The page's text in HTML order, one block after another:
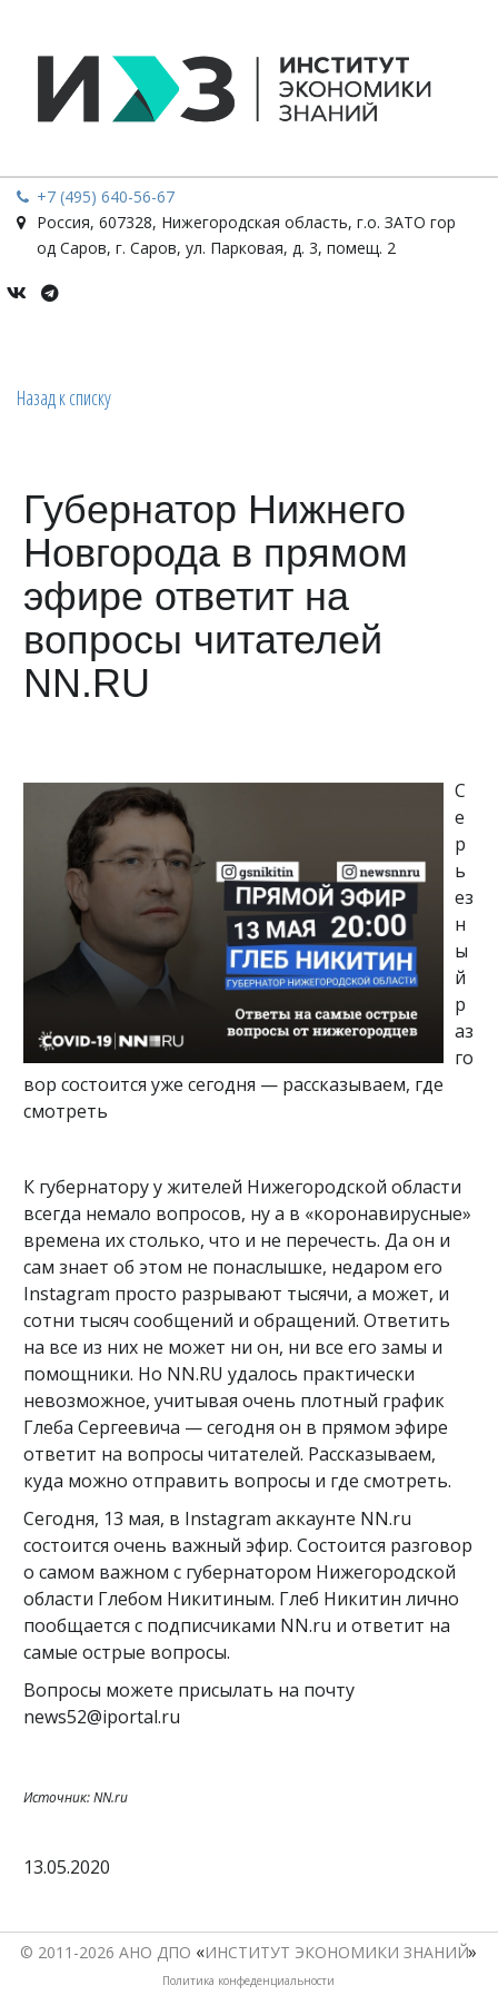
+7 (495) 640-56-67
Россия, 607328, Нижегородская область, г.о. ЗАТО гор
од Саров, г. Саров, ул. Парковая, д. 3, помещ. 2
Назад к списку
Губернатор Нижнего
Новгорода в прямом
эфире ответит на
вопросы читателей
NN.RU
С
е
р
ь
ез
н
ы
й
р
аз
го
вор состоится уже сегодня — рассказываем, где
смотреть
К губернатору у жителей Нижегородской области
всегда немало вопросов, ну а в «коронавирусные»
времена их столько, что и не перечесть. Да он и
сам знает об этом не понаслышке, недаром его
Instagram просто разрывают тысячи, а может, и
сотни тысяч сообщений и обращений. Ответить
на все из них не может ни он, ни все его замы и
помощники. Но NN.RU удалось практически
невозможное, учитывая очень плотный график
Глеба Сергеевича — сегодня он в прямом эфире
ответит на вопросы читателей. Рассказываем,
куда можно отправить вопросы и где смотреть.
Сегодня, 13 мая, в Instagram аккаунте NN.ru
состоится очень важный эфир. Состоится разговор
о самом важном с губернатором Нижегородской
области Глебом Никитиным. Глеб Никитин лично
пообщается с подписчиками NN.ru и ответит на
самые острые вопросы.
Вопросы можете присылать на почту
news52@iportal.ru
Источник: NN.ru
13.05.2020
© 2011-2026 АНО ДПО «ИНСТИТУТ ЭКОНОМИКИ ЗНАНИЙ
Политика конфеденциальности